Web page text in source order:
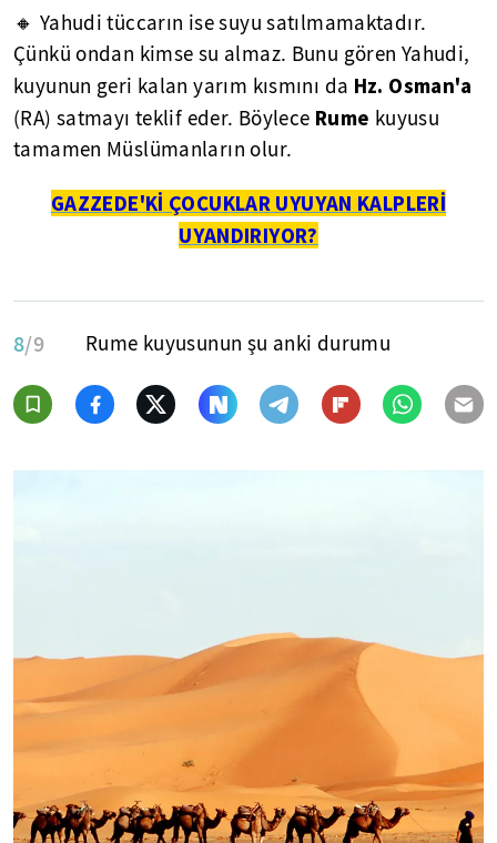
🔸 Yahudi tüccarın ise suyu satılmamaktadır.
Çünkü ondan kimse su almaz. Bunu gören Yahudi,
kuyunun geri kalan yarım kısmını da Hz. Osman'a
(RA) satmayı teklif eder. Böylece Rume kuyusu
tamamen Müslümanların olur.
GAZZEDE'Kİ ÇOCUKLAR UYUYAN KALPLERİ
UYANDIRIYOR?
8/9 Rume kuyusunun şu anki durumu